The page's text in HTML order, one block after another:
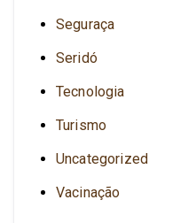
Seguraça
Seridó
Tecnologia
Turismo
Uncategorized
Vacinação